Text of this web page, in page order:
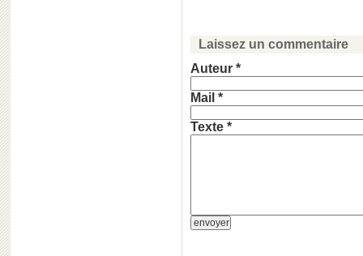
Laissez un commentaire
Auteur *
Mail *
Texte *